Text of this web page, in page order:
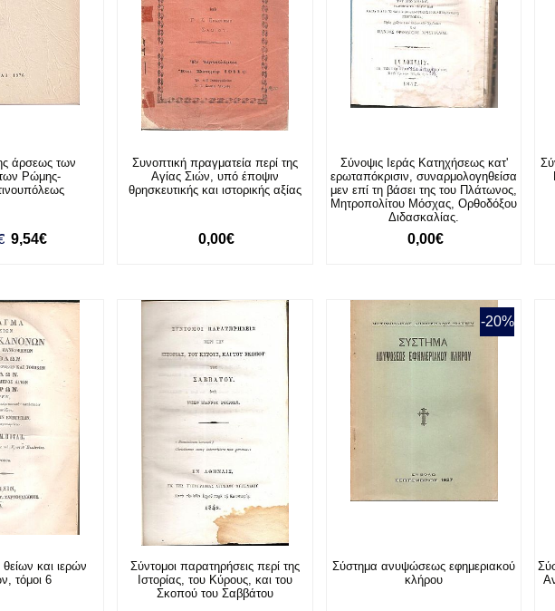
άρσεως των
Ρώμης-
9,54€
Συνοπτική πραγματεία περί της
Αγίας Σιών, υπό έποψιν
θρησκευτικής και ιστορικής αξίας
0,00€
Σύνοψις Ιεράς Κατηχήσεως κατ'
ερωταπόκρισιν, συναρμολογηθείσα
μεν επί τη βάσει της του Πλάτωνος,
Μητροπολίτου Μόσχας, Ορθοδόξου
Διδασκαλίας.
0,00€
και ιερών
τόμοι 6
Σύντομοι παρατηρήσεις περί της
Ιστορίας, του Κύρους, και του
Σκοπού του Σαββάτου
-20%
Σύστημα ανυψώσεως εφημεριακού
κλήρου